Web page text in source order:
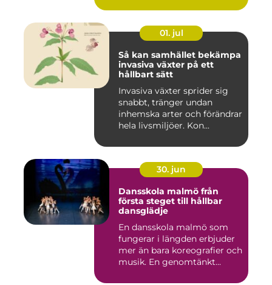
01. jul
Så kan samhället bekämpa
invasiva växter på ett
hållbart sätt
Invasiva växter sprider sig
snabbt, tränger undan
inhemska arter och förändrar
hela livsmiljöer. Kon...
30. jun
Dansskola malmö från
första steget till hållbar
dansglädje
En dansskola malmö som
fungerar i längden erbjuder
mer än bara koreografier och
musik. En genomtänkt...